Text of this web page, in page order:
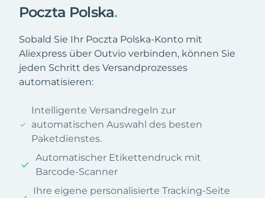
Poczta Polska.
Sobald Sie Ihr Poczta Polska-Konto mit
Aliexpress über Outvio verbinden, können Sie
jeden Schritt des Versandprozesses
automatisieren:
Intelligente Versandregeln zur
automatischen Auswahl des besten
Paketdienstes.
Automatischer Etikettendruck mit
Barcode-Scanner
Ihre eigene personalisierte Tracking-Seite